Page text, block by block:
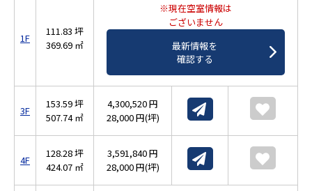
1F
111.83 坪
369.69 ㎡
※現在空室情報は
ございません
最新情報を
確認する
3F
153.59 坪
507.74 ㎡
4,300,520 円
28,000 円(坪)
4F
128.28 坪
424.07 ㎡
3,591,840 円
28,000 円(坪)